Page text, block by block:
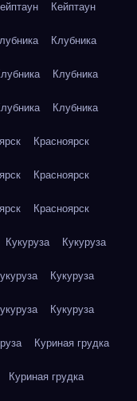
Кейптаун
Клубника
Клубника
Клубника
Красноярск
Красноярск
Красноярск
Кукуруза Кукуруза
Кукуруза
Кукуруза
Куриная грудка
Куриная грудка